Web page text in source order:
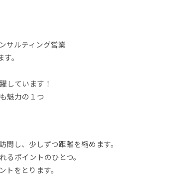
サルティング営業
。
しています！
魅力の１つ
し、少しずつ距離を縮めます。
ポイントのひとつ。
をとります。